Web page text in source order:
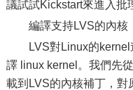
議試試Kickstart來進入批
編譯支持LVS的內核
LVS對Linux的
譯 linux kernel。我們先
載到LVS的內核補丁，對